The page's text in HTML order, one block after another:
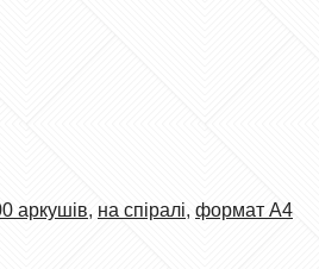
аркушів, на спіралі, формат А4